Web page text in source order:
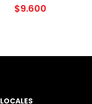
$9.600
LOCALES